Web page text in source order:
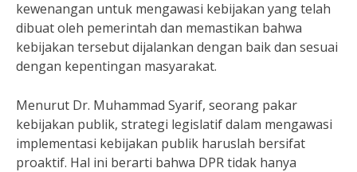
kewenangan untuk mengawasi kebijakan yang telah
dibuat oleh pemerintah dan memastikan bahwa
kebijakan tersebut dijalankan dengan baik dan sesuai
dengan kepentingan masyarakat.
Menurut Dr. Muhammad Syarif, seorang pakar
kebijakan publik, strategi legislatif dalam mengawasi
implementasi kebijakan publik haruslah bersifat
proaktif. Hal ini berarti bahwa DPR tidak hanya